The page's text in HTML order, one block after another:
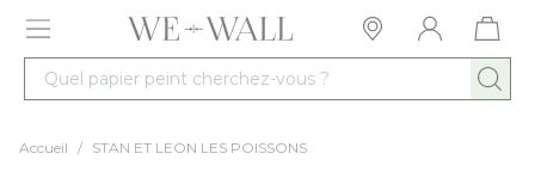
Allez au contenu
Quel papier peint cherchez-vous ?
Accueil / STAN ET LEON LES POISSONS